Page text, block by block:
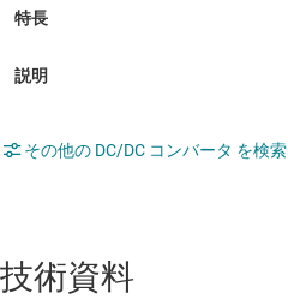
その他の DC/DC コンバータ を検索
技術資料